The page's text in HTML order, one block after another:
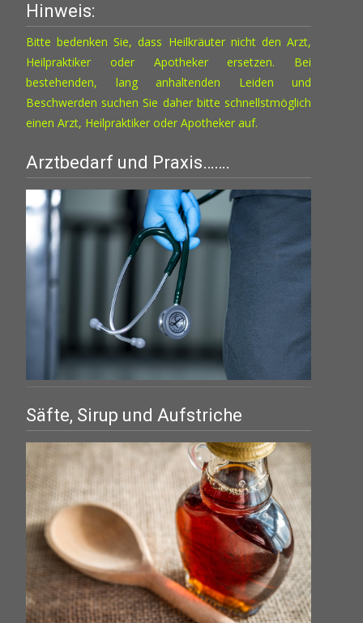
Hinweis:
Bitte bedenken Sie, dass Heilkräuter nicht den Arzt,
Heilpraktiker oder Apotheker ersetzen. Bei
bestehenden, lang anhaltenden Leiden und
Beschwerden suchen Sie daher bitte schnellstmöglich
einen Arzt, Heilpraktiker oder Apotheker auf.
Arztbedarf und Praxis…….
Säfte, Sirup und Aufstriche